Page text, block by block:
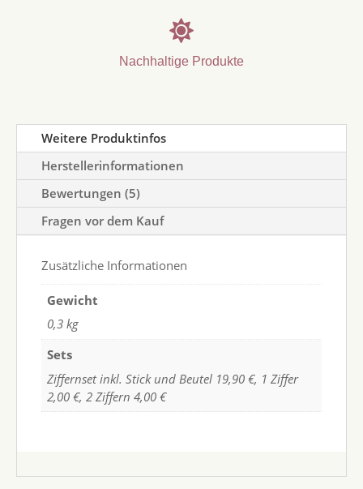

Nachhaltige Produkte
Weitere Produktinfos
Herstellerinformationen
Bewertungen (5)
Fragen vor dem Kauf
Zusätzliche Informationen
Gewicht
0,3 kg
Sets
Ziffernset inkl. Stick und Beutel 19,90 €, 1 Ziffer
2,00 €, 2 Ziffern 4,00 €